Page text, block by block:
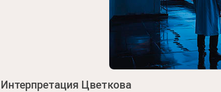
Интерпретация Цветкова